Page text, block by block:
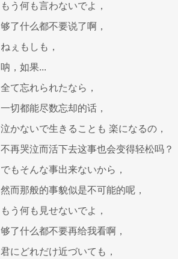
もう何も言わないでよ，
够了什么都不要说了啊，
ねぇもしも，
呐，如果...
全て忘れられたなら，
一切都能尽数忘却的话，
泣かないで生きることも 楽になるの，
不再哭泣而活下去这事也会变得轻松吗？
でもそんな事出来ないから，
然而那般的事貌似是不可能的呢，
もう何も見せないでよ，
够了什么都不要再给我看啊，
君にどれだけ近づいても，